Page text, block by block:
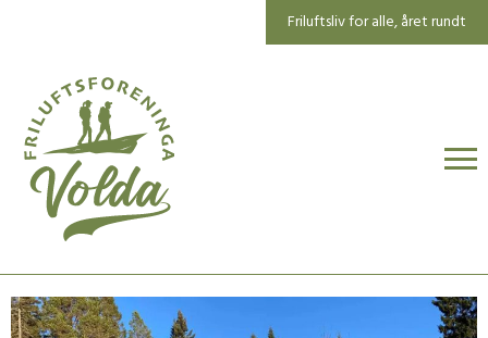
Friluftsliv for alle, året rundt